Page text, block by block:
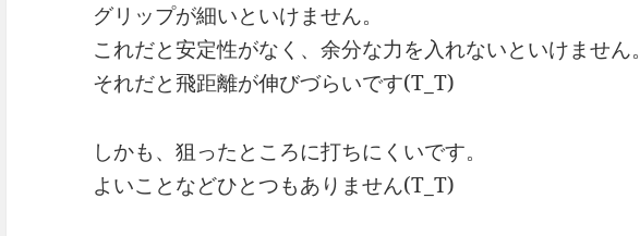
グリップが細いといけません。
これだと安定性がなく、余分な力を入れないといけません。
それだと飛距離が伸びづらいです(T_T)
しかも、狙ったところに打ちにくいです。
よいことなどひとつもありません(T_T)